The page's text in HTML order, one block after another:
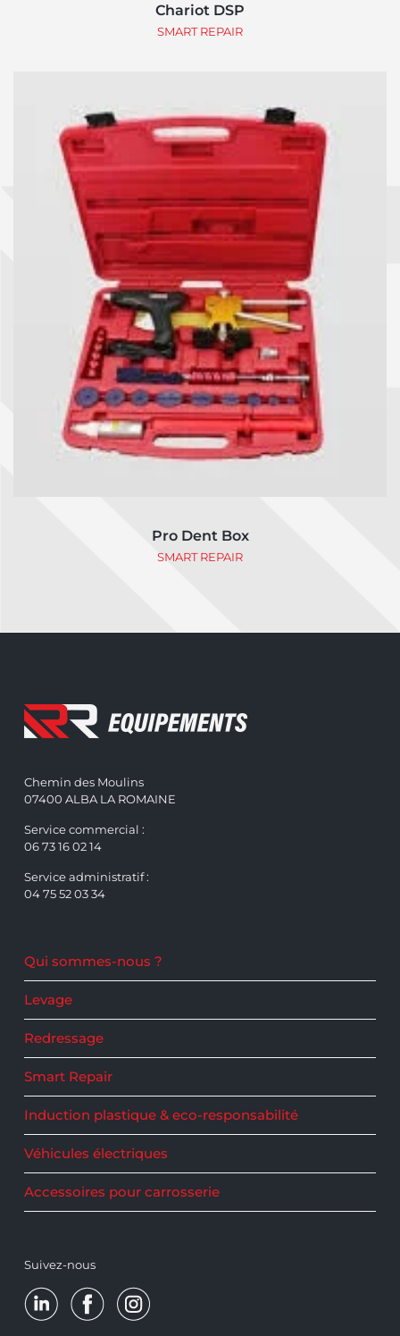
Chariot DSP
SMART REPAIR
Pro Dent Box
SMART REPAIR
Chemin des Moulins
07400 ALBA LA ROMAINE
Service commercial :
06 73 16 02 14
Service administratif :
04 75 52 03 34
Qui sommes-nous ?
Levage
Redressage
Smart Repair
Induction plastique & eco-responsabilité
Véhicules électriques
Accessoires pour carrosserie
Suivez-nous